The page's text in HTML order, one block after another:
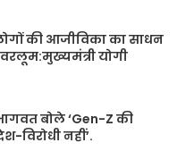
की आजीविका का साधन
योगी
बोले ‘Gen-Z की
विरोधी नहीं’.